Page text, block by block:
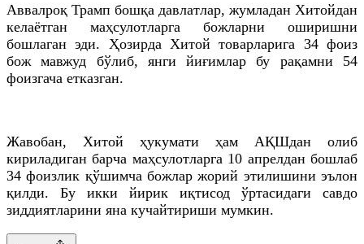
Аввалроқ Трамп бошқа давлатлар, жумладан Хитойдан
келаётган маҳсулотларга божларни оширишни
бошлаган эди. Ҳозирда Хитой товарларига 34 фоиз
бож мавжуд бўлиб, янги йиғимлар бу рақамни 54
фоизгача етказган.
Жавобан, Хитой ҳукумати ҳам АҚШдан олиб
кириладиган барча маҳсулотларга 10 апрелдан бошлаб
34 фоизлик қўшимча божлар жорий этилишини эълон
қилди. Бу икки йирик иқтисод ўртасидаги савдо
зиддиятларини яна кучайтириши мумкин.